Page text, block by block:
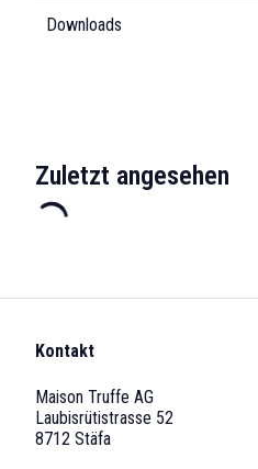
Downloads
Zuletzt angesehen
Kontakt
Maison Truffe AG
Laubisrütistrasse 52
8712 Stäfa